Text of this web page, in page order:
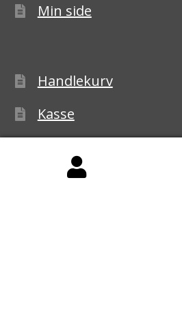
Min side
Handlekurv
Kasse
Personvernerklæring